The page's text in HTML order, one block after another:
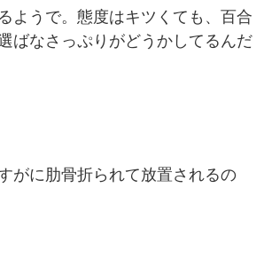
ようで。態度はキツくても、百合
ばなさっぷりがどうかしてるんだ
がに肋骨折られて放置されるの